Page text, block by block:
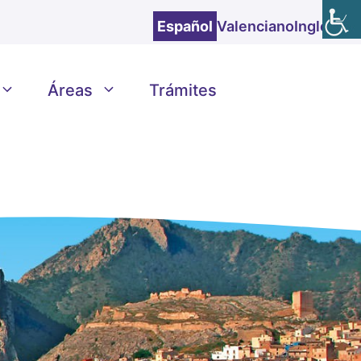
Español ValencianoInglés
Áreas Trámites